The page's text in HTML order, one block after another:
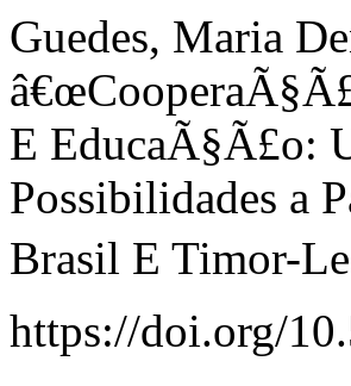
Guedes, Maria
E EducaÃ§Ã£o:
Possibilidades a
Brasil E Timor-
https://doi.org/